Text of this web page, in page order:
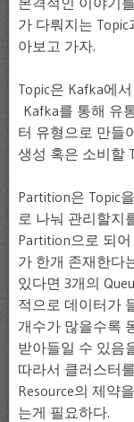
가 다뤄지는
아보고 가자.
Topic은 Kafka에
Kafka를 통해 유
터 유형으로 만들
생성 혹은 소비할
Partition은 Topic
로 나눠 관리할지
Partition으로 되
가 한개 존재한다
있다면 3개의
적으로 데이터가
개수가 많을수록
받아들일 수 있음
따라서 클러스터
Resource의 제약
는게 필요하다.